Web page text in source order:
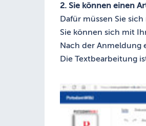
2. Sie können einen
Dafür müssen Sie
Sie können sich mit
Nach der Anmeldung
Die Textbearbeitung